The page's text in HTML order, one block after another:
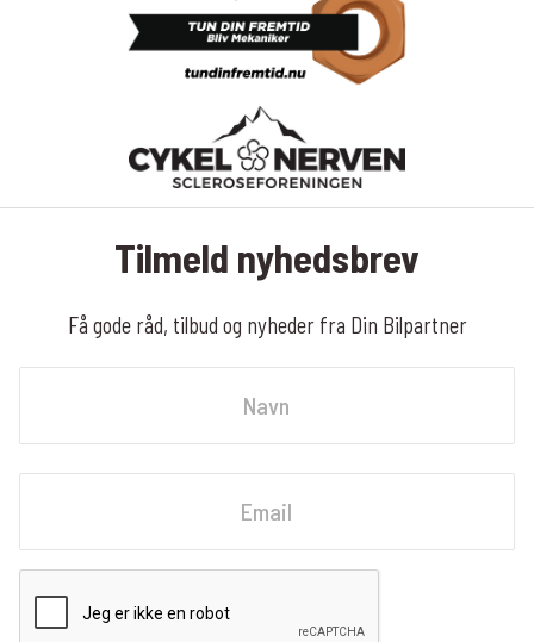
Tilmeld nyhedsbrev
Få gode råd, tilbud og nyheder fra Din Bilpartner